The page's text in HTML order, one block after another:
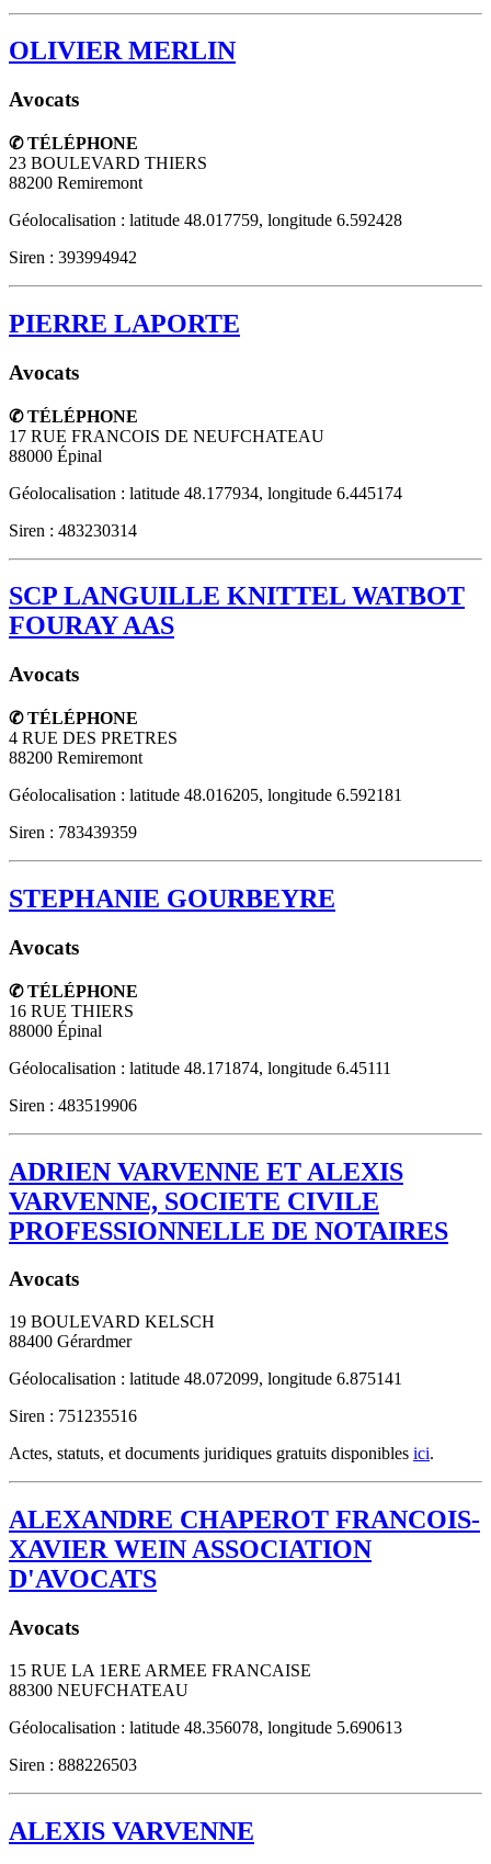
OLIVIER MERLIN
Avocats
✆ TÉLÉPHONE
23 BOULEVARD THIERS
88200 Remiremont
Géolocalisation : latitude 48.017759, longitude 6.592428
Siren : 393994942
PIERRE LAPORTE
Avocats
✆ TÉLÉPHONE
17 RUE FRANCOIS DE NEUFCHATEAU
88000 Épinal
Géolocalisation : latitude 48.177934, longitude 6.445174
Siren : 483230314
SCP LANGUILLE KNITTEL WATBOT
FOURAY AAS
Avocats
✆ TÉLÉPHONE
4 RUE DES PRETRES
88200 Remiremont
Géolocalisation : latitude 48.016205, longitude 6.592181
Siren : 783439359
STEPHANIE GOURBEYRE
Avocats
✆ TÉLÉPHONE
16 RUE THIERS
88000 Épinal
Géolocalisation : latitude 48.171874, longitude 6.45111
Siren : 483519906
ADRIEN VARVENNE ET ALEXIS
VARVENNE, SOCIETE CIVILE
PROFESSIONNELLE DE NOTAIRES
Avocats
19 BOULEVARD KELSCH
88400 Gérardmer
Géolocalisation : latitude 48.072099, longitude 6.875141
Siren : 751235516
Actes, statuts, et documents juridiques gratuits disponibles ici.
ALEXANDRE CHAPEROT FRANCOIS-
XAVIER WEIN ASSOCIATION
D'AVOCATS
Avocats
15 RUE LA 1ERE ARMEE FRANCAISE
88300 NEUFCHATEAU
Géolocalisation : latitude 48.356078, longitude 5.690613
Siren : 888226503
ALEXIS VARVENNE